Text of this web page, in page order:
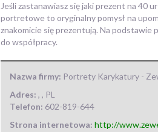
Jeśli zastanawiasz się jaki prezent na 40
portretowe to oryginalny pomysł na
znakomicie się prezentują. Na podstawie
do współpracy.
Nazwa firmy: Portrety Karykatury -
Adres: , , PL
Telefon: 602-819-644
Strona internetowa: http://